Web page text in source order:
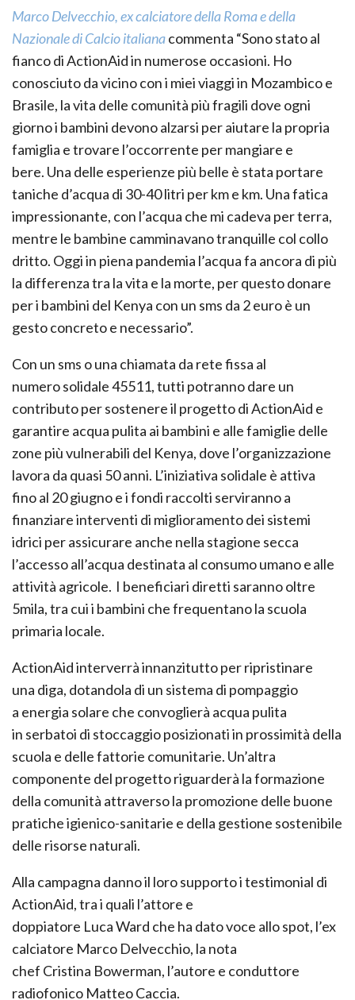
Marco Delvecchio, ex calciatore della Roma e della
Nazionale di Calcio italianacommenta “Sono stato al
fianco di ActionAid in numerose occasioni. Ho
conosciuto da vicinocon i miei viaggiin Mozambico e
Brasile, la vita delle comunità più fragili dove ogni
giorno i bambini devono alzarsi per aiutare la propria
famiglia e trovare l’occorrente per mangiare e
bere. Una delle esperienze più belle è stata portare
taniche d’acqua di 30-40 litri per km e km. Una fatica
impressionante, con l’acqua che mi cadeva per terra,
mentre le bambine camminavano tranquille col collo
dritto. Oggi in piena pandemia l’acqua fa ancora di più
la differenza tra la vita e la morte, per questo donare
per i bambini del Kenya con un sms da 2 euro è un
gesto concreto e necessario”.
Con un sms o una chiamata da rete fissa al
numerosolidale 45511, tutti potranno dare un
contributo per sostenere il progetto di ActionAid e
garantire acqua pulita ai bambini e alle famiglie delle
zone più vulnerabili del Kenya, dove l’organizzazione
lavora da quasi 50 anni. L’iniziativa solidale è attiva
finoal 20 giugnoei fondi raccolti serviranno a
finanziareinterventi di miglioramento dei sistemi
idrici per assicurare anche nella stagione secca
l’accesso all’acqua destinata al consumo umano e alle
attività agricole. I beneficiari diretti sarannooltre
5mila,tra cui i bambini che frequentano la scuola
primaria locale.
ActionAid interverrà innanzitutto per ripristinare
una diga, dotandola di un sistema di pompaggio
a energia solare che convoglierà acqua pulita
in serbatoi di stoccaggioposizionati in prossimità della
scuola e delle fattorie comunitarie. Un’altra
componente del progetto riguarderà la formazione
della comunità attraverso la promozione delle buone
pratiche igienico-sanitarie e della gestione sostenibile
delle risorse naturali.
Alla campagna danno il loro supporto itestimonial di
ActionAid, tra i quali l’attore e
doppiatore LucaWard che ha dato voce allo spot, l’ex
calciatore Marco Delvecchio, la nota
chef Cristina Bowerman, l’autore e conduttore
radiofonico Matteo Caccia.